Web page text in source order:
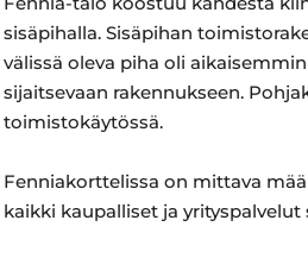
sisäpihalla. Sisäpihan
välissä oleva piha oli
sijaitsevaan rakennukseen.
toimistokäytössä.
Fenniakorttelissa on mittava
kaikki kaupalliset ja